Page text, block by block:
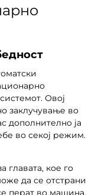
Овој
заклучување во
дополнително ја
во секој режим.
главата, кое го
да се отстрани
перат во машина,